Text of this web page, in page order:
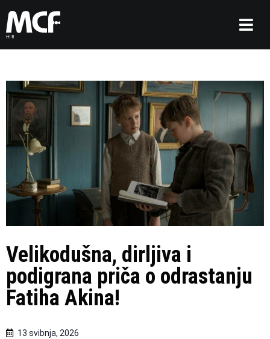
Velikodušna, dirljiva i
podigrana priča o odrastanju
Fatiha Akina!
13 svibnja, 2026